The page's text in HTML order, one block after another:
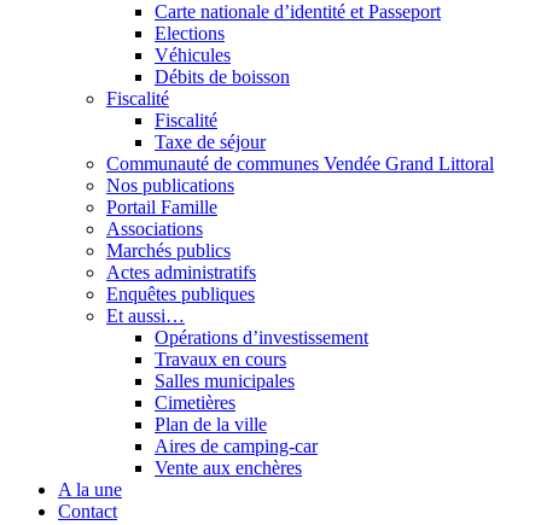
Carte nationale d’identité et Passeport
Elections
Véhicules
Débits de boisson
Fiscalité
Fiscalité
Taxe de séjour
Communauté de communes Vendée Grand Littoral
Nos publications
Portail Famille
Associations
Marchés publics
Actes administratifs
Enquêtes publiques
Et aussi…
Opérations d’investissement
Travaux en cours
Salles municipales
Cimetières
Plan de la ville
Aires de camping-car
Vente aux enchères
A la une
Contact